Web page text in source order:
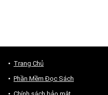
Trang Chủ
Phần Mềm Đọc Sách